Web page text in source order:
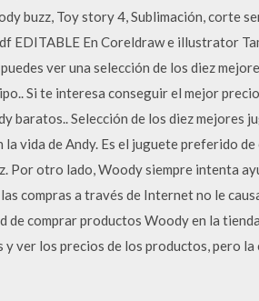
buzz, Toy story 4, Sublimación, corte
EDITABLE En Coreldraw e illustrator
ver una selección de los diez
Si te interesa conseguir el mejor
baratos.. Selección de los diez mejores
vida de Andy. Es el juguete preferido de
Por otro lado, Woody siempre intenta
compras a través de Internet no le
de comprar productos Woody en la tienda
ver los precios de los productos, pero la